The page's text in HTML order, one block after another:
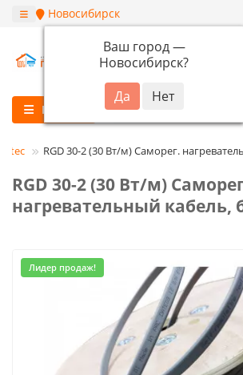
Новосибирск
Ваш город —
Новосибирск?
+7 (913) 987-
Каталог
RGD 30-2 (30 Вт/м) Саморег.
RGD 30-2 (30 Вт/м)
нагревательный кабель,
Лидер продаж!